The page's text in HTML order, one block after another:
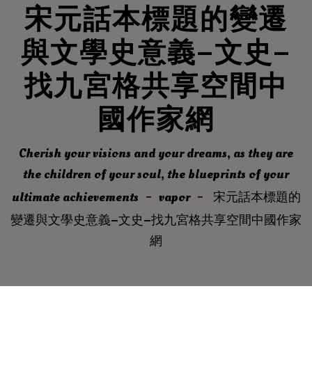
宋元話本標題的變遷
與文學史意義–文史–
找九宮格共享空間中
國作家網
Cherish your visions and your dreams, as they are
the children of your soul, the blueprints of your
ultimate achievements
vapor
宋元話本標題的
變遷與文學史意義–文史–找九宮格共享空間中國作家
網